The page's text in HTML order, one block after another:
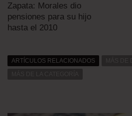
Zapata: Morales dio
pensiones para su hijo
hasta el 2010
ARTÍCULOS RELACIONADOS